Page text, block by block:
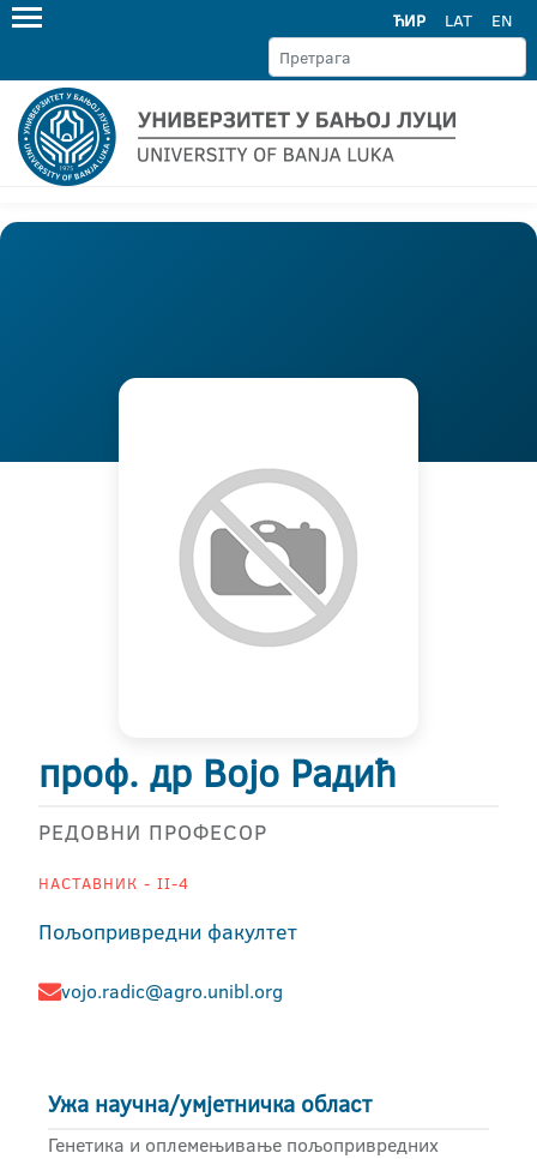
ЋИР LAT EN
проф. др Војо Радић
РЕДОВНИ ПРОФЕСОР
НАСТАВНИК - II-4
Пољопривредни факултет
vojo.radic@agro.unibl.org
Ужа научна/умјетничка област
Генетика и оплемењивање пољопривредних